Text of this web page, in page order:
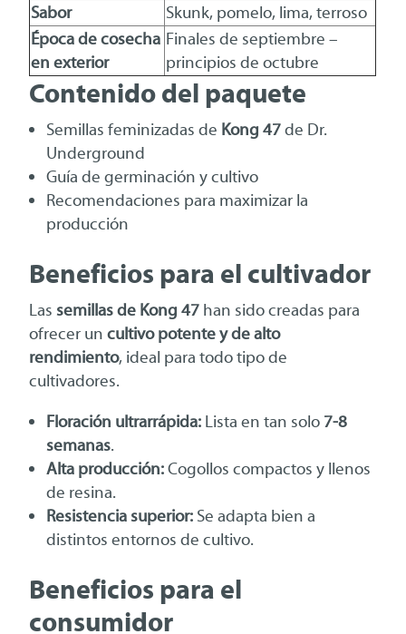
Sabor
Skunk, pomelo, lima, terroso
Época de cosecha
en exterior
Finales de septiembre –
principios de octubre
Contenido del paquete
Semillas feminizadas de Kong 47de Dr.
Underground
Guía de germinación y cultivo
Recomendaciones para maximizar la
producción
Beneficios para el cultivador
Las semillas de Kong 47 han sido creadas para
ofrecer uncultivo potente y de alto
rendimiento, ideal para todo tipo de
cultivadores.
Floración ultrarrápida: Lista en tan solo 7-8
semanas.
Alta producción:Cogollos compactos y llenos
de resina.
Resistencia superior: Se adapta bien a
distintos entornos de cultivo.
Beneficios para el
consumidor